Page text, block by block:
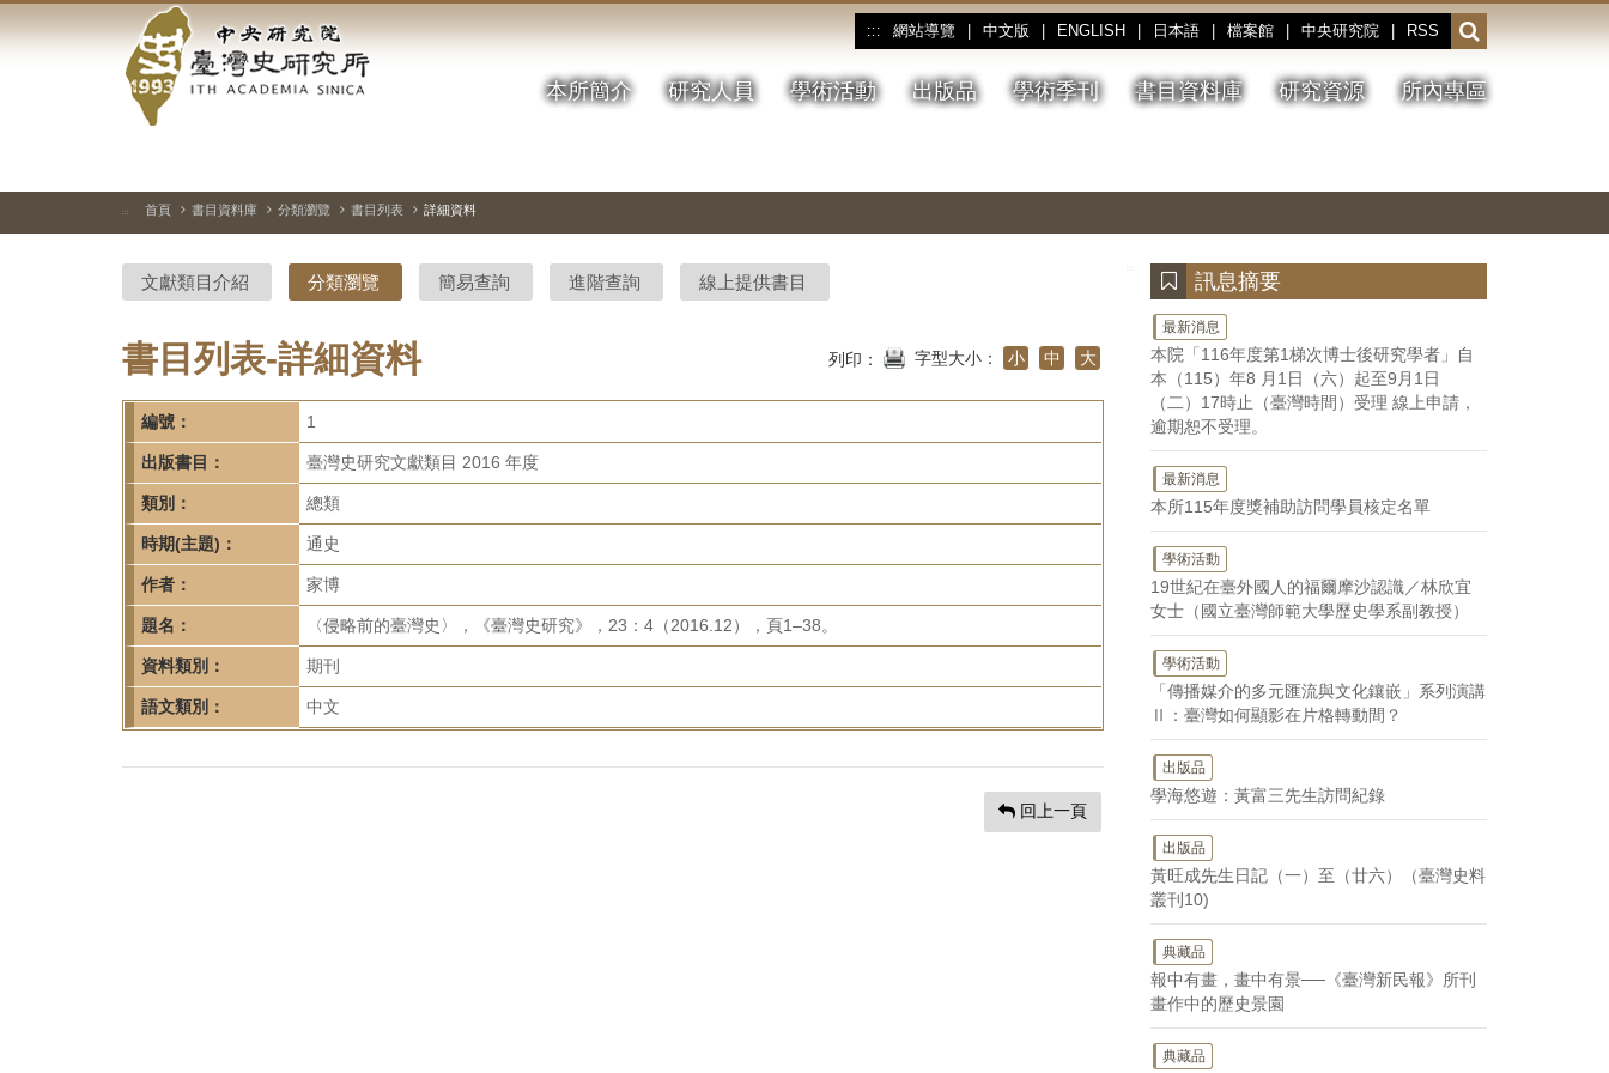
到
中
央
研
院-
臺
灣
史
研
究
所-
首
頁
::: 網站導覽 中文版 ENGLISH 日本語 檔案館 中央研究院 RSS
開
啟
或
收
本所簡介 研究人員 學術活動 出版品 學術季刊 書目資料庫 研究資源 所內專區
停、
圖
圖
結
::: 首頁 書目資料庫 分類瀏覽 書目列表 詳細資料
文獻類目介紹 分類瀏覽 簡易查詢 進階查詢 線上提供書目
書目列表-詳細資料 列印： 字型大小： 小 中 大
編號： 1
出版書目： 臺灣史研究文獻類目 2016 年度
類別： 總類
時期(主題)： 通史
作者： 家博
題名： 〈侵略前的臺灣史〉，《臺灣史研究》，23：4（2016.12），頁1–38。
資料類別： 期刊
語文類別： 中文
回上一頁
訊息摘要
最新消息
本院「116年度第1梯次博士後研究學者」自
本（115）年8 月1日（六）起至9月1日
（二）17時止（臺灣時間）受理 線上申請，
逾期恕不受理。
最新消息
本所115年度獎補助訪問學員核定名單
學術活動
19世紀在臺外國人的福爾摩沙認識／林欣宜
女士（國立臺灣師範大學歷史學系副教授）
學術活動
「傳播媒介的多元匯流與文化鑲嵌」系列演講
Ⅱ：臺灣如何顯影在片格轉動間？
出版品
學海悠遊：黃富三先生訪問紀錄
出版品
黃旺成先生日記（一）至（廿六）（臺灣史料
叢刊10)
典藏品
報中有畫，畫中有景──《臺灣新民報》所刊
畫作中的歷史景園
典藏品